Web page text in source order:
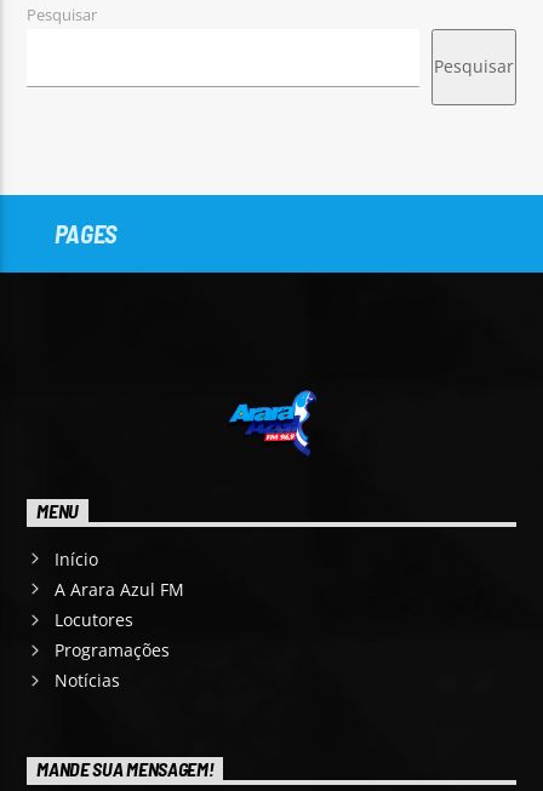
Pesquisar
Pesquisar
PAGES
MENU
Início
A Arara Azul FM
Locutores
Programações
Notícias
MANDE SUA MENSAGEM!